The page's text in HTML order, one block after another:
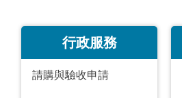
行政服務
請購與驗收申請